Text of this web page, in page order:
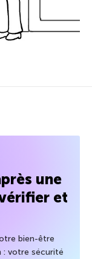
une
et
bien-être
votre sécurité